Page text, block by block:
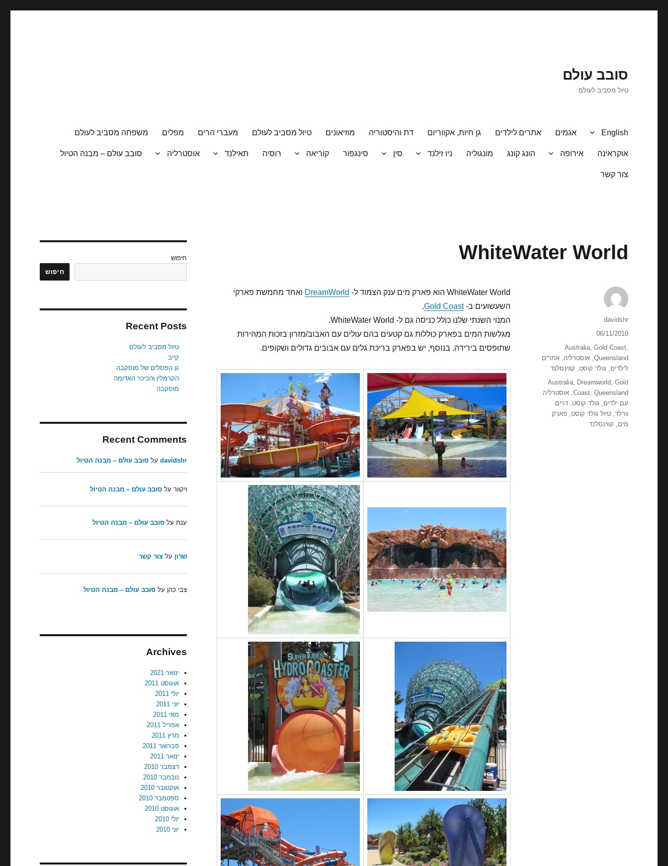
סובב עולם
טיול מסביב לעולם
English אגמים אתרים לילדים גן חיות, אקווריום דת והיסטוריה מוזיאונים טיול מסביב לעולם מעברי הרים מפלים משפחה מסביב לעולם
אוקראינה אירופה הונג קונג מונגוליה ניו זילנד סין סינגפור קוריאה רוסיה תאילנד אוסטרליה סובב עולם – מבנה הטיול
צור קשר
WhiteWater World
WhiteWater World הוא פארק מים ענק הצמוד ל- DreamWorld ואחד מחמשת פארקי
השעשועים ב-Gold Coast
.
המנוי השנתי שלנו כולל כניסה גם ל- WhiteWater World.
מגלשות המים בפארק כוללות גם קטעים בהם עולים עם האבוב/מזרון בזכות המהירות
שתופסים בירידה. בנוסף, יש בפארק בריכת גלים עם אבובים גדולים ושקופים.
מחבר
davidshr
פורסם
בתאריך
06/11/2010
קטגוריות
Australia, Gold Coast,
Queensland
,אוסטרליה,אתרים
לילדים, גולד קוסט, קווינסלנד
תגיות
Australia, Dreamworld, Gold
Coast, Queensland
,אוסטרליה
עם ילדים, גולד קוסט,דרים
וורלד,טיול גולד קוסט,פארק
מים, קווינסלנד
חיפוש
חיפוש
Recent Posts
טיול מסביב לעולם
קייב
גן הפסלים של מוסקבה
הקרמלין והכיכר האדומה
מוסקבה
Recent Comments
davidshrעל סובב עולם – מבנה הטיול
ויקוורעל סובב עולם – מבנה הטיול
ענתעל סובב עולם – מבנה הטיול
שרון על צור קשר
צבי כהן על סובב עולם – מבנה הטיול
Archives
ינואר 2021
אוגוסט 2011
יולי 2011
יוני 2011
מאי 2011
אפריל 2011
מרץ 2011
פברואר 2011
ינואר 2011
דצמבר 2010
נובמבר 2010
אוקטובר 2010
ספטמבר 2010
אוגוסט 2010
יולי 2010
יוני 2010